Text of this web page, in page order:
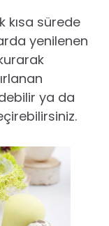
kısa sürede
yenilenen
ya da